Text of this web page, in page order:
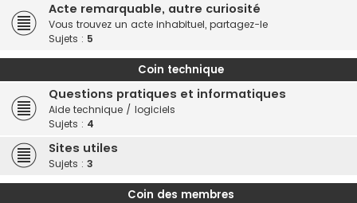
Acte remarquable, autre curiosité
Vous trouvez un acte inhabituel, partagez-le
Sujets : 5
Coin technique
Questions pratiques et informatiques
Aide technique / logiciels
Sujets : 4
Sites utiles
Sujets : 3
Coin des membres